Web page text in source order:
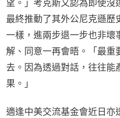
望。」考克斯又認為即使沒
最終推動了其外公尼克遜歷
一樣，進兩步退一步也非壞
解、同意一再會晤。「最重
去。因為透過對話，往往能
果。」
適逢中美交流基金會近日亦